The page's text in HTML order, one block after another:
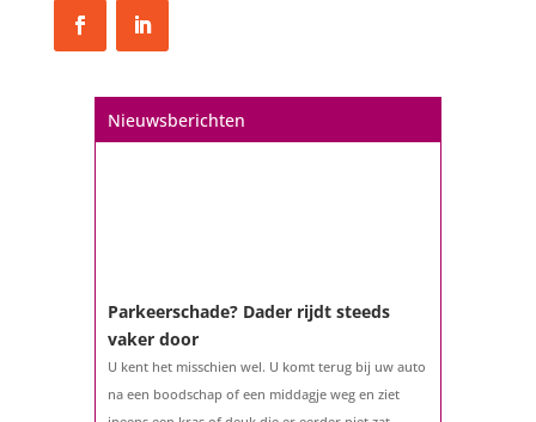
Nieuwsberichten
Parkeerschade? Dader rijdt steeds
vaker door
U kent het misschien wel. U komt terug bij uw auto
na een boodschap of een middagje weg en ziet